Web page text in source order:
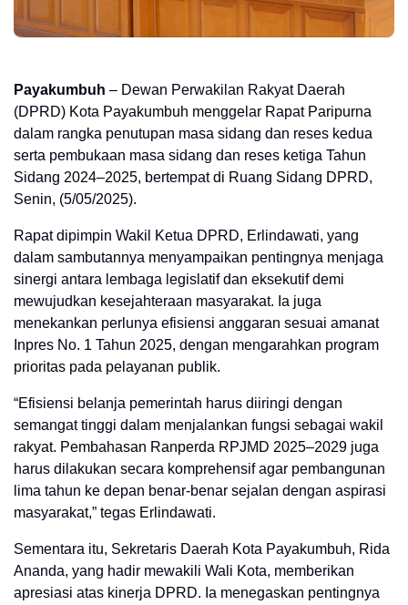
Payakumbuh – Dewan Perwakilan Rakyat Daerah
(DPRD) Kota Payakumbuh menggelar Rapat Paripurna
dalam rangka penutupan masa sidang dan reses kedua
serta pembukaan masa sidang dan reses ketiga Tahun
Sidang 2024–2025, bertempat di Ruang Sidang DPRD,
Senin, (5/05/2025).
Rapat dipimpin Wakil Ketua DPRD, Erlindawati, yang
dalam sambutannya menyampaikan pentingnya menjaga
sinergi antara lembaga legislatif dan eksekutif demi
mewujudkan kesejahteraan masyarakat. Ia juga
menekankan perlunya efisiensi anggaran sesuai amanat
Inpres No. 1 Tahun 2025, dengan mengarahkan program
prioritas pada pelayanan publik.
“Efisiensi belanja pemerintah harus diiringi dengan
semangat tinggi dalam menjalankan fungsi sebagai wakil
rakyat. Pembahasan Ranperda RPJMD 2025–2029 juga
harus dilakukan secara komprehensif agar pembangunan
lima tahun ke depan benar-benar sejalan dengan aspirasi
masyarakat,” tegas Erlindawati.
Sementara itu, Sekretaris Daerah Kota Payakumbuh, Rida
Ananda, yang hadir mewakili Wali Kota, memberikan
apresiasi atas kinerja DPRD. Ia menegaskan pentingnya